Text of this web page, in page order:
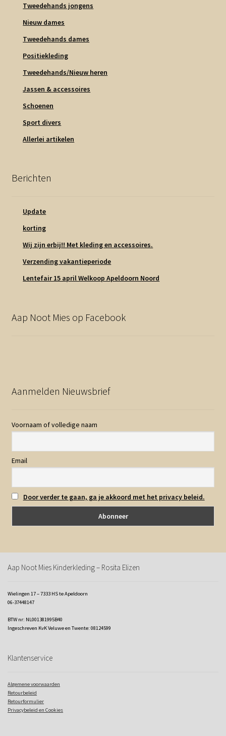
Tweedehands jongens
Nieuw dames
Tweedehands dames
Positiekleding
Tweedehands/Nieuw heren
Jassen & accessoires
Schoenen
Sport divers
Allerlei artikelen
Berichten
Update
korting
Wij zijn erbij!! Met kleding en accessoires.
Verzending vakantieperiode
Lentefair 15 april Welkoop Apeldoorn Noord
Aap Noot Mies op Facebook
Aanmelden Nieuwsbrief
Voornaam of volledige naam
Email
Door verder te gaan, ga je akkoord met het privacy beleid.
Aap Noot Mies Kinderkleding – Rosita Elizen
Wielingen 17 – 7333 HS te Apeldoorn
06-37448147
BTW nr: NL001381995B40
Ingeschreven KvK Veluwe en Twente: 08124599
Klantenservice
Algemene voorwaarden
Retourbeleid
Retourformulier
Privacybeleid en Cookies